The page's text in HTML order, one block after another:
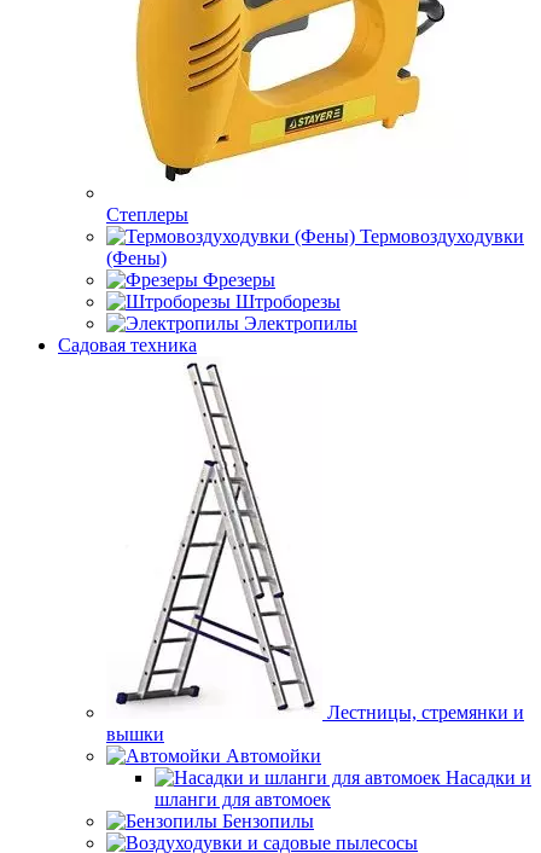
Степлеры
Термовоздуходувки
(Фены)
Фрезеры
Штроборезы
Электропилы
Садовая техника
Лестницы, стремянки и
вышки
Автомойки
Насадки и
шланги для автомоек
Бензопилы